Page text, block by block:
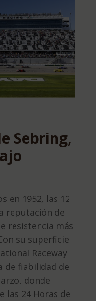
Sebring,
en 1952, las 12
reputación de
resistencia más
su superficie
Raceway
de fiabilidad de
donde
las 24 Horas de